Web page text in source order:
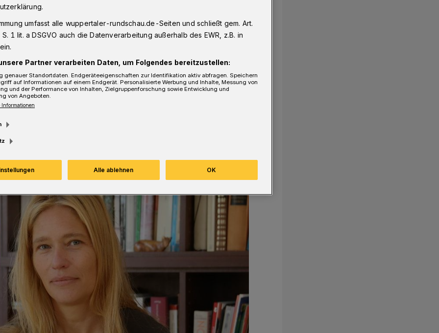
200. Geburtstag von Theodor Storm am
Insel Verlag Storms "Der
farbigen Illustrationen zur Neuauflage
die Wuppertalerin Ulrike Möltgen
umfasst alle wuppertaler-rundschau.de-Seiten und schließt gem. Art.
1 lit. a DSGVO auch die Datenverarbeitung außerhalb des EWR, z.B. in
Partner verarbeiten Daten, um Folgendes bereitzustellen:
genauer Standortdaten. Endgeräteeigenschaften zur Identifikation aktiv abfragen. Speichern
auf Informationen auf einem Endgerät. Personalisierte Werbung und Inhalte, Messung von
und der Performance von Inhalten, Zielgruppenforschung sowie Entwicklung und
von Angeboten.
Alle ablehnen OK